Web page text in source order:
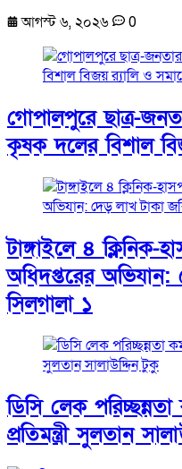
আগস্ট ৬, ২০২৬
0
গোপালপুরে ছাত্র-
কৃষক দলের বিশাল
টাঙ্গাইলে ৪ ক্লিনিক-
অধিদপ্তরের অভিযান:
সিলগালা ১
ডিসি লেক
প্রতিমন্ত্রী সুলতান